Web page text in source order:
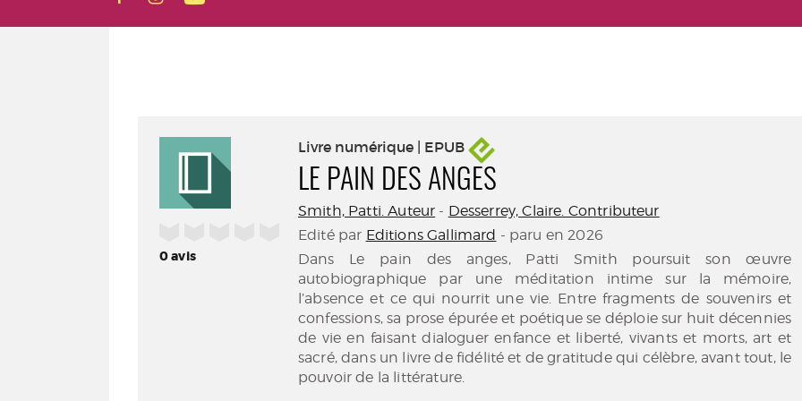
0avis
Livre numérique | EPUB
LE PAIN DES ANGES
Smith, Patti. Auteur - Desserrey, Claire. Contributeur
Edité par Editions Gallimard - paru en 2026
Dans Le pain des anges, Patti Smith poursuit son œuvre
autobiographique par une méditation intime sur la mémoire,
l’absence et ce qui nourrit une vie. Entre fragments de souvenirs et
confessions, sa prose épurée et poétique se déploie sur huit décennies
de vie en faisant dialoguer enfance et liberté, vivants et morts, art et
sacré, dans un livre de fidélité et de gratitude qui célèbre, avant tout, le
pouvoir de la littérature.